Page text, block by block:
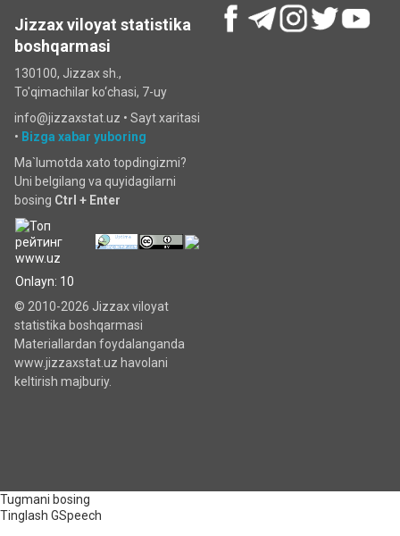
Jizzax viloyat statistika
boshqarmasi
130100, Jizzax sh.,
To'qimachilar ko‘chаsi, 7-uy
info@jizzaxstat.uz • Sayt xaritasi
• Bizga xabar yuboring
Ma`lumotda xato topdingizmi?
Uni belgilang va quyidagilarni
bosing Ctrl + Enter
Onlayn: 10
© 2010-2026 Jizzax viloyat
statistika boshqarmasi
Materiallardan foydalanganda
www.jizzaxstat.uz havolani
keltirish majburiy.
Tugmani bosing
Tinglash GSpeech